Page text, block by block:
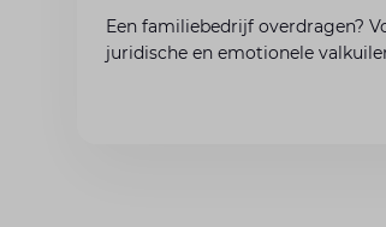
Een familiebedrijf overdragen?
juridische en emotionele